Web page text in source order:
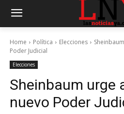
Home Política Elecciones
Poder Judicial
Elecciones
Sheinbaum urge
nuevo Poder